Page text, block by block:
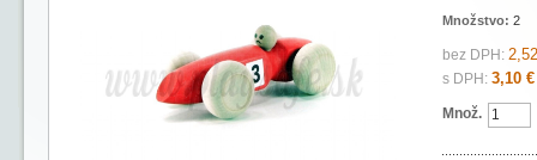
Množstvo: 2
bez DPH:
s DPH: 3,10 €
Množ.